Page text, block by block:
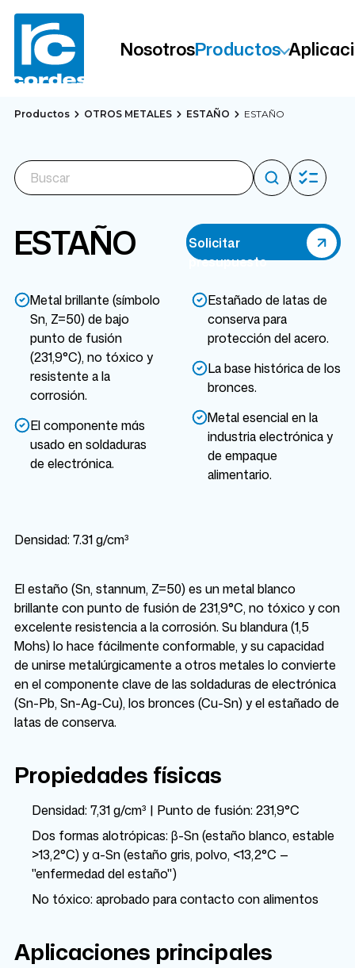
NosotrosProductos
Productos OTROS METALES ESTAÑO ESTAÑO
ESTAÑO
Metal brillante (símbolo
Sn, Z=50) de bajo
punto de fusión
(231,9°C), no tóxico y
resistente a la
corrosión.
El componente más
usado en soldaduras
de electrónica.
Estañado de latas de
conserva para
protección del acero.
La base histórica de los
bronces.
Metal esencial en la
industria electrónica y
de empaque
alimentario.
Densidad: 7.31 g/cm³
Solicitar
presupuesto
El estaño (Sn, stannum, Z=50) es un metal blanco
brillante con punto de fusión de 231,9°C, no tóxico y con
excelente resistencia a la corrosión. Su blandura (1,5
Mohs) lo hace fácilmente conformable, y su capacidad
de unirse metalúrgicamente a otros metales lo convierte
en el componente clave de las soldaduras de electrónica
(Sn-Pb, Sn-Ag-Cu), los bronces (Cu-Sn) y el estañado de
latas de conserva.
Propiedades físicas
Densidad: 7,31 g/cm³ | Punto de fusión: 231,9°C
Dos formas alotrópicas: β-Sn (estaño blanco, estable
>13,2°C) y α-Sn (estaño gris, polvo, <13,2°C —
"enfermedad del estaño")
No tóxico: aprobado para contacto con alimentos
Aplicaciones principales